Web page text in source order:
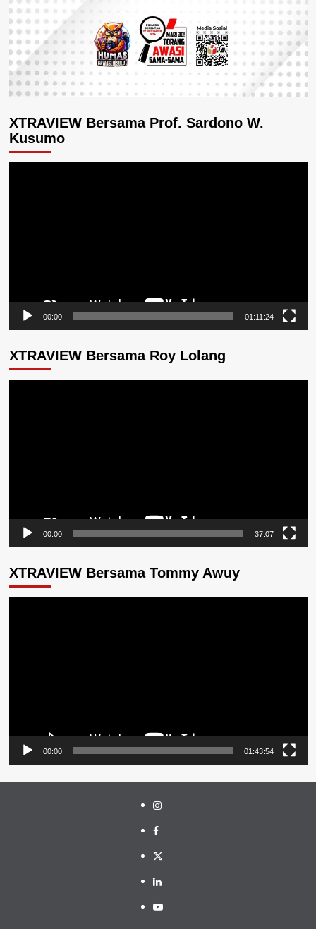
XTRAVIEW Bersama Prof. Sardono W.
Kusumo
00:00 01:11:24
XTRAVIEW Bersama Roy Lolang
00:00 37:07
XTRAVIEW Bersama Tommy Awuy
00:00 01:43:54
Instagram
Facebook
Twitter
Linkedin
Youtube